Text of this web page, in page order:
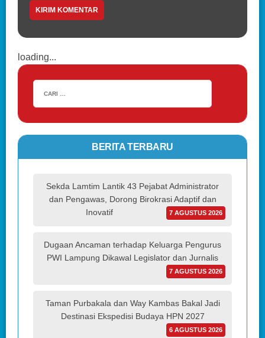
loading...
BERITA TERBARU
Sekda Lamtim Lantik 43 Pejabat Administrator
dan Pengawas, Dorong Birokrasi Adaptif dan
Inovatif
7 AGUSTUS 2026
Dugaan Ancaman terhadap Keluarga Pengurus
PWI Lampung Dikawal Legislator dan Jurnalis
7 AGUSTUS 2026
Taman Purbakala dan Way Kambas Bakal Jadi
Destinasi Ekspedisi Budaya HPN 2027
6 AGUSTUS 2026